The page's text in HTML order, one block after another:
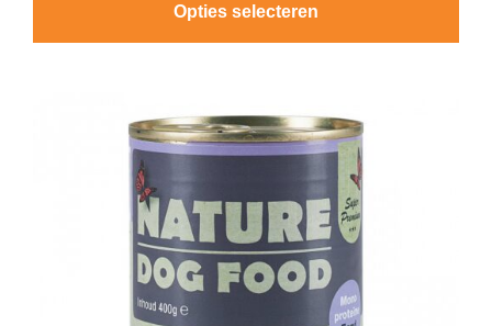
Opties selecteren